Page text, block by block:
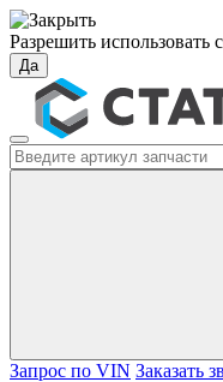
Разрешить использовать
Да
Запрос по VIN Заказать